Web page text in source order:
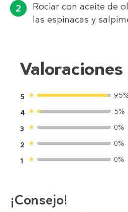
Rociar con aceite de
las espinacas y
Valoraciones
5
4
5%
3
0%
2
0%
1
0%
¡Consejo!